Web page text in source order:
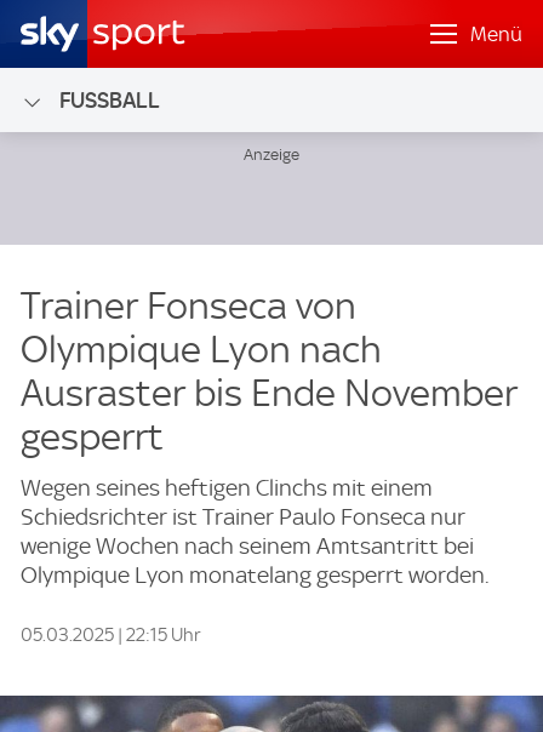
Menü
FUSSBALL
Trainer Fonseca von
Olympique Lyon nach
Ausraster bis Ende November
gesperrt
Wegen seines heftigen Clinchs mit einem
Schiedsrichter ist Trainer Paulo Fonseca nur
wenige Wochen nach seinem Amtsantritt bei
Olympique Lyon monatelang gesperrt worden.
05.03.2025 | 22:15 Uhr